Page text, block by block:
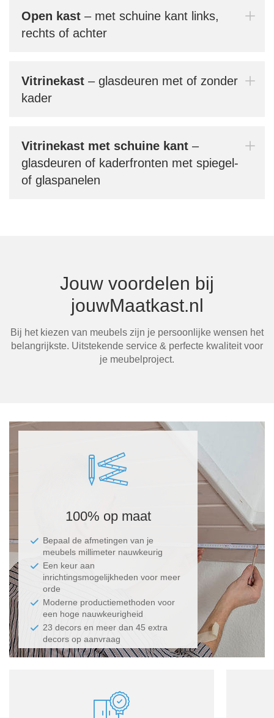
Open kast – met schuine kant links,
rechts of achter
Vitrinekast – glasdeuren met of zonder
kader
Vitrinekast met schuine kant –
glasdeuren of kaderfronten met spiegel-
of glaspanelen
Jouw voordelen bij
jouwMaatkast.nl
Bij het kiezen van meubels zijn je persoonlijke wensen het
belangrijkste. Uitstekende service & perfecte kwaliteit voor
je meubelproject.
100% op maat
Bepaal de afmetingen van je
meubels millimeter nauwkeurig
Een keur aan
inrichtingsmogelijkheden voor meer
orde
Moderne productiemethoden voor
een hoge nauwkeurigheid
23 decors en meer dan 45 extra
decors op aanvraag